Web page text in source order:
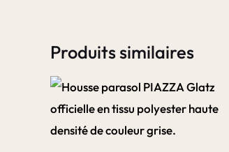
Produits similaires